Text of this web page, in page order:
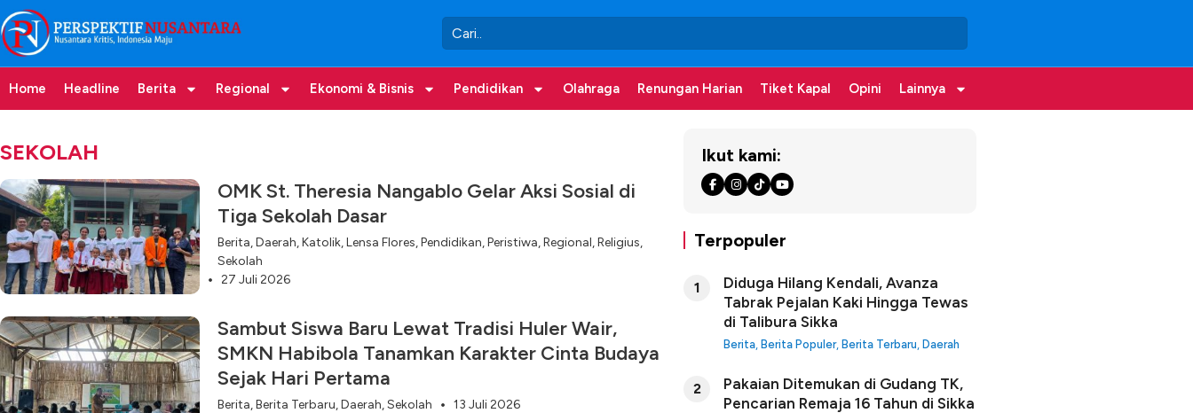
Home Headline Berita Regional Ekonomi & Bisnis Pendidikan Olahraga Renungan Harian Tiket Kapal Opini Lainnya
SEKOLAH
OMK St. Theresia Nangablo Gelar Aksi Sosial di
Tiga Sekolah Dasar
Berita,Daerah,Katolik,Lensa Flores,Pendidikan,Peristiwa,Regional,Religius,
Sekolah
27 Juli 2026
Sambut Siswa Baru Lewat Tradisi Huler Wair,
SMKN Habibola Tanamkan Karakter Cinta Budaya
Sejak Hari Pertama
Berita,Berita Terbaru,Daerah,Sekolah 13 Juli 2026
Ikut kami:
Terpopuler
1
Diduga Hilang Kendali, Avanza
Tabrak Pejalan Kaki Hingga Tewas
di Talibura Sikka
Berita, Berita Populer, Berita Terbaru, Daerah
2
Pakaian Ditemukan di Gudang TK,
Pencarian Remaja 16 Tahun di Sikka